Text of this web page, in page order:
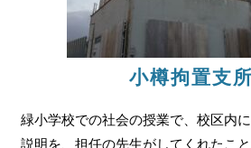
小樽拘置支
緑小学校での社会の授業で、校区内
説明を、担任の先生がしてくれたこ